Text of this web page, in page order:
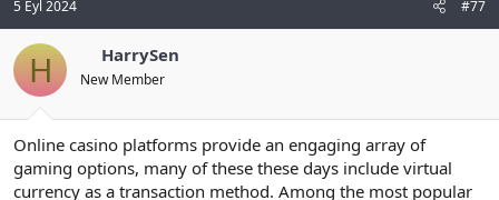
5 Eyl 2024 #77
H HarrySen
New Member
Online casino platforms provide an engaging array of
gaming options, many of these these days include virtual
currency as a transaction method. Among the most popular